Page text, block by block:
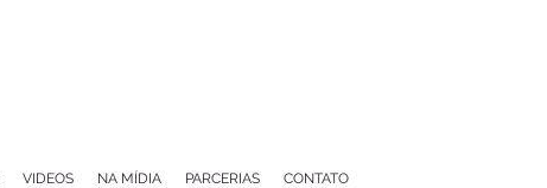
VIDEOS NA MÍDIA PARCERIAS CONTATO